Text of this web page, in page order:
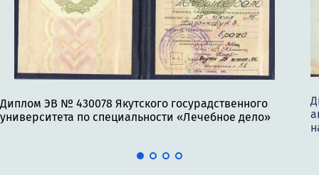
Диплом ЭВ № 430078 Якутского госурадственного
университета по специальности «Лечебное дело»